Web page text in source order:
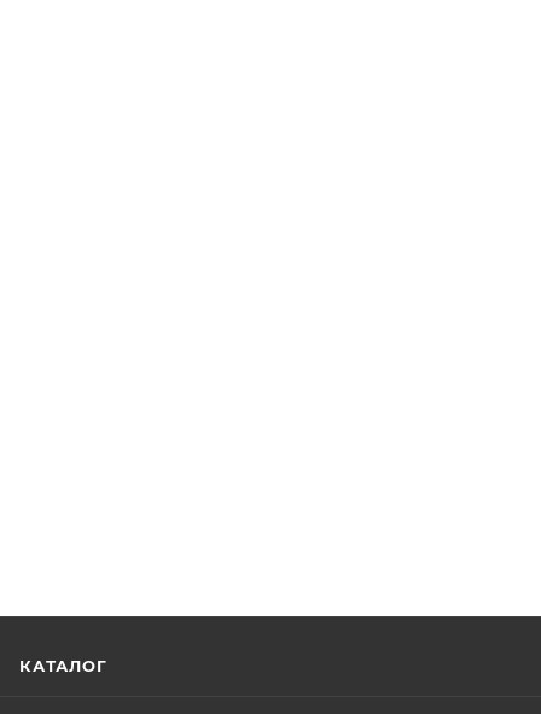
КАТАЛОГ